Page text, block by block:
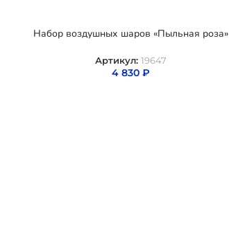
Набор воздушных шаров «Пыльная роза»
Артикул: 19647
4 830 ₽